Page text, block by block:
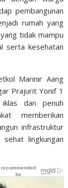
pembangunan
rumah yang
tidak mampu
serta kesehatan
Marinir Aang
Prajurit Yonif 1
iklas dan penuh
memberikan
infrastruktur
sehat lingkungan